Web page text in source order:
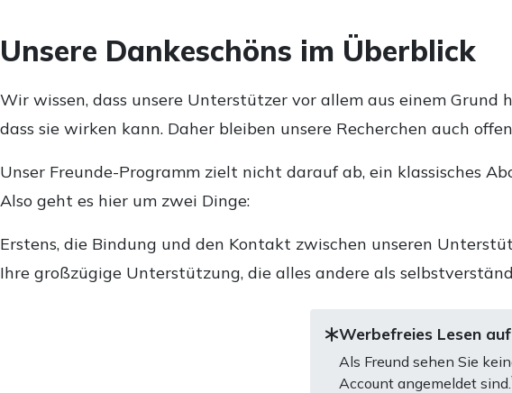
Unsere Dankeschöns im Überblick
Wir wissen, dass unsere Unterstützer vor allem aus einem
dass sie wirken kann. Daher bleiben unsere Recherchen auch
Unser Freunde-Programm zielt nicht darauf ab, ein klassisches
Also geht es hier um zwei Dinge:
Erstens, die Bindung und den Kontakt zwischen unseren
Ihre großzügige Unterstützung, die alles andere als
Werbefreies Lesen
Als Freund sehen Sie
Account angemeldet sind.